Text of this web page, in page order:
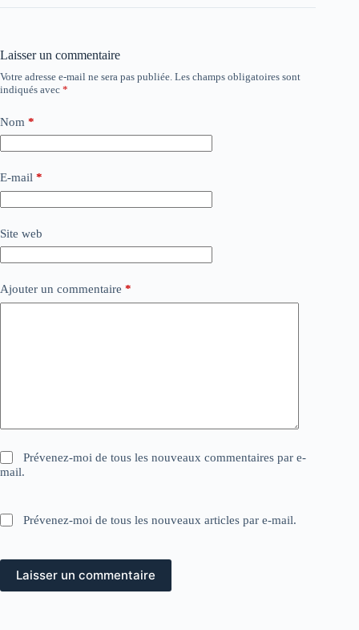
Laisser un commentaire
Votre adresse e-mail ne sera pas publiée. Les champs obligatoires sont
indiqués avec *
Nom *
E-mail *
Site web
Ajouter un commentaire *
Prévenez-moi de tous les nouveaux commentaires par e-
mail.
Prévenez-moi de tous les nouveaux articles par e-mail.
Laisser un commentaire